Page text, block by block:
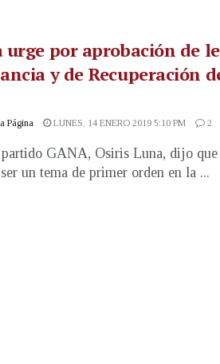
urge por aprobación de
y de Recuperación
Página LUNES, 14 ENERO 2019 5:10 PM 2
GANA, Osiris Luna, dijo
un tema de primer orden en la ...